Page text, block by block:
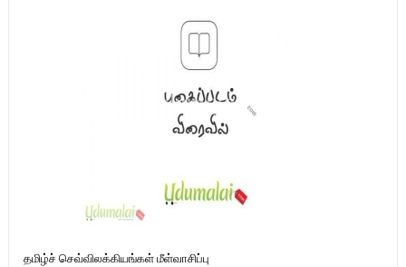
தமிழ்ச் செவ்விலக்கியங்கள் மீள்வாசிப்பு